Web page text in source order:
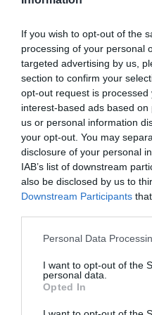
If you wish to opt-out of the
processing of your personal
targeted advertising by us,
section to confirm your
opt-out request is
interest-based ads based
us or personal information
your opt-out. You may
disclosure of your personal
IAB’s list of downstream
also be disclosed by us to
Downstream Participants
Please note that this
not limited to your visit or
grant or deny consent to
use your data for below
consent section.
Personal Data
I want to opt-out of the
personal data.
Opted In
csökkenését” – részletezte dr
Az eladó számára a folyamat
rendezett dokumentáció és
erősíti a tárgyalási pozíciót és
„Gyakori hiba, hogy a
dokumentumokat gyűjteni
részletes kérdéslistával
iratok, rendezetlen
lejárt engedélyek vagy nem
nem belső adminisztratív
kockázatként jelennek meg.
vezethet” - hangsúlyozza dr.